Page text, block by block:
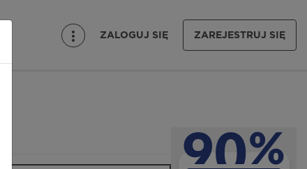
ZALOGUJ SIĘ ZAREJESTRUJ SIĘ